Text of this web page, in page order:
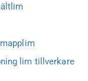
lim tillverkare